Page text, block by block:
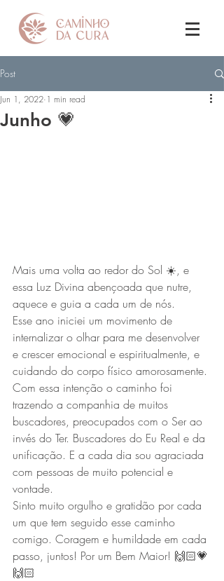
Post
Junho 💗
Jun 1, 2022 1 min read
Mais uma volta ao redor do Sol ☀️, e
essa Luz Divina abençoada que nutre,
aquece e guia a cada um de nós.
Esse ano iniciei um movimento de
internalizar o olhar para me desenvolver
e crescer emocional e espiritualmente, e
cuidando do corpo físico amorosamente.
Com essa intenção o caminho foi
trazendo a companhia de muitos
buscadores, preocupados com o Ser ao
invés do Ter. Buscadores do Eu Real e da
unificação. E a cada dia sou agraciada
com pessoas de muito potencial e
vontade.
Sinto muito orgulho e gratidão por cada
um que tem seguido esse caminho
comigo. Coragem e humildade em cada
passo, juntos! Por um Bem Maior! 🙌🏻💗
🙌🏻